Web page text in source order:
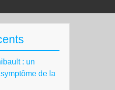
: un
de la